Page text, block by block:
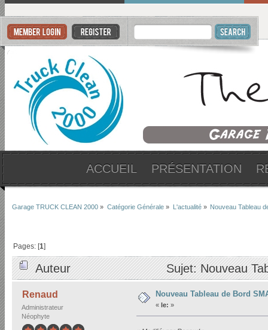
ACCUEIL PRÉSENTATION
Garage TRUCK CLEAN 2000 » Catégorie Générale » L'actualité» Nouveau Tableau
Pages: [1]
Auteur Sujet: Nouveau
Renaud
Administrateur
Néophyte
Nouveau Tableau de Bord
« le: »